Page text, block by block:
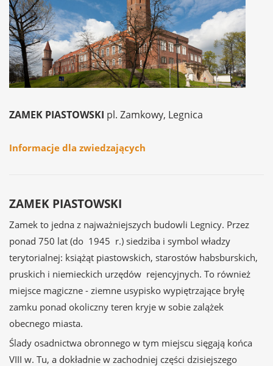
ZAMEK PIASTOWSKI pl. Zamkowy, Legnica
Informacje dla zwiedzających
ZAMEK PIASTOWSKI
Zamek to jedna z najważniejszych budowli Legnicy. Przez
ponad 750 lat (do 1945 r.) siedziba i symbol władzy
terytorialnej: książąt piastowskich, starostów habsburskich,
pruskich i niemieckich urzędów rejencyjnych. To również
miejsce magiczne - ziemne usypisko wypiętrzające bryłę
zamku ponad okoliczny teren kryje w sobie zalążek
obecnego miasta.
Ślady osadnictwa obronnego w tym miejscu sięgają końca
VIII w. Tu, a dokładnie w zachodniej części dzisiejszego